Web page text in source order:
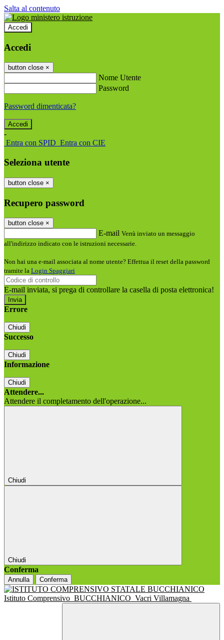
Salta al contenuto
Accedi
Accedi
button close ×
Nome Utente
Password
Password dimenticata?
-
Entra con SPID Entra con CIE
Seleziona utente
button close ×
Recupero password
button close ×
E-mail Verrà inviato un messaggio
all'indirizzo indicato con le istruzioni necessarie.
Non hai una e-mail associata al nome utente? Effettua il reset della password
tramite la Login Spaggiari
E-mail inviata, si prega di controllare la casella di posta elettronica!
Errore
Chiudi
Successo
Chiudi
Informazione
Chiudi
Attendere...
Attendere il completamento dell'operazione...
Chiudi
Chiudi
Conferma
Annulla Conferma
Istituto Comprensivo BUCCHIANICO Vacri Villamagna